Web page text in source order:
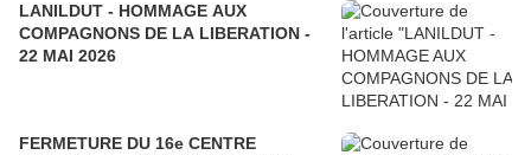
LANILDUT - HOMMAGE AUX
COMPAGNONS DE LA LIBERATION -
22 MAI 2026
FERMETURE DU 16e CENTRE